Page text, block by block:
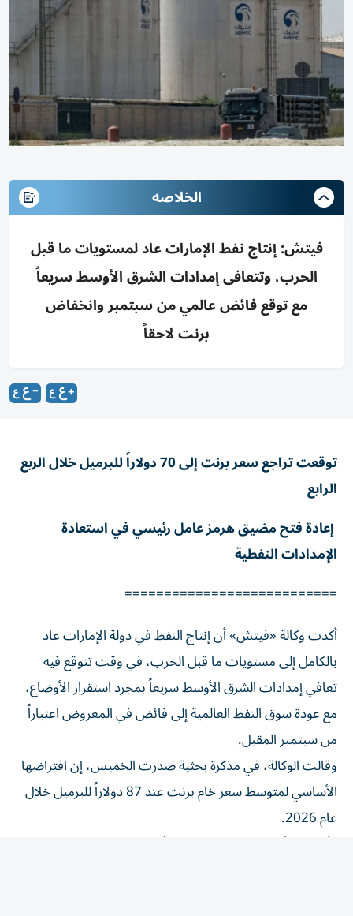
الخلاصه
فيتش: إنتاج نفط الإمارات عاد لمستويات ما قبل
الحرب، وتتعافى إمدادات الشرق الأوسط سريعاً
مع توقع فائض عالمي من سبتمبر وانخفاض
برنت لاحقاً
توقعت تراجع سعر برنت إلى 70 دولاراً للبرميل خلال الربع
الرابع
الإمدادات النفطية
بالكامل إلى مستويات ما قبل الحرب، في وقت تتوقع فيه
تعافي إمدادات الشرق الأوسط سريعاً بمجرد استقرار الأوضاع،
مع عودة سوق النفط العالمية إلى فائض في المعروض اعتباراً
من سبتمبر المقبل.
وقالت الوكالة، في مذكرة بحثية صدرت الخميس، إن افتراضها
الأساسي لمتوسط سعر خام برنت عند 87 دولاراً للبرميل خلال
عام 2026.
وأضافت أن هناك مخاطر تدفع الأسعار نحو الانخفاض مقارنة